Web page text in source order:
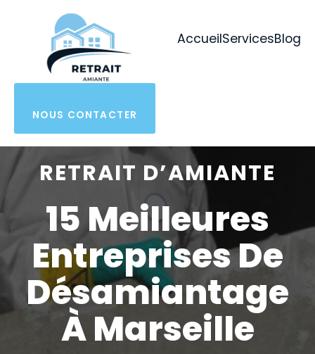
AccueilServicesBlog
NOUS CONTACTER
RETRAIT D’AMIANTE
15 Meilleures
Entreprises De
Désamiantage
À Marseille